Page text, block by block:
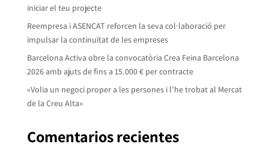
iniciar el teu projecte
Reempresa i ASENCAT reforcen la seva col·laboració per
impulsar la continuïtat de les empreses
Barcelona Activa obre la convocatòria Crea Feina Barcelona
2026 amb ajuts de fins a 15.000 € per contracte
«Volia un negoci proper a les persones i l’he trobat al Mercat
de la Creu Alta»
Comentarios recientes